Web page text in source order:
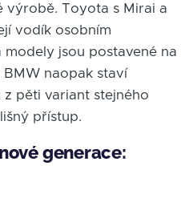
výrobě. Toyota s Mirai a
vodík osobním
modely jsou postavené na
naopak staví
pěti variant stejného
přístup.
generace: